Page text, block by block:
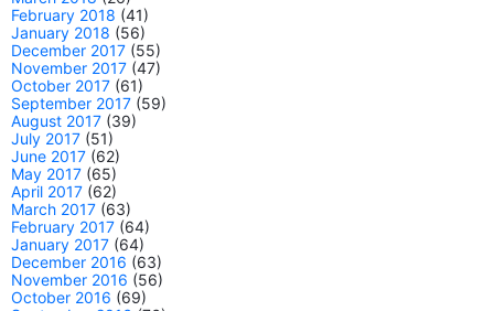
February 2018 (41)
January 2018 (56)
December 2017 (55)
November 2017 (47)
October 2017 (61)
September 2017 (59)
August 2017 (39)
July 2017 (51)
June 2017 (62)
May 2017 (65)
April 2017 (62)
March 2017 (63)
February 2017 (64)
January 2017 (64)
December 2016 (63)
November 2016 (56)
October 2016 (69)